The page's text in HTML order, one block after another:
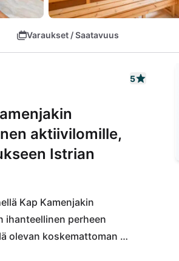
Varaukset / Saatavuus
5
aktiivilomille,
Istrian
Kap Kamenjakin
ihanteellinen perheen
olevan koskemattoman
jotka ovat vain